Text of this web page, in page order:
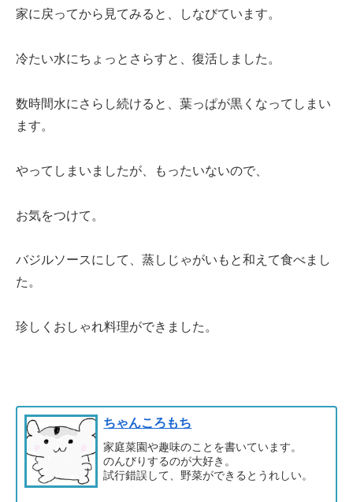
家に戻ってから見てみると、しなびています。
冷たい水にちょっとさらすと、復活しました。
数時間水にさらし続けると、葉っぱが黒くなってしまい
ます。
やってしまいましたが、もったいないので、
お気をつけて。
バジルソースにして、蒸しじゃがいもと和えて食べまし
た。
珍しくおしゃれ料理ができました。
ちゃんころもち
家庭菜園や趣味のことを書いています。
のんびりするのが大好き。
試行錯誤して、野菜ができるとうれしい。